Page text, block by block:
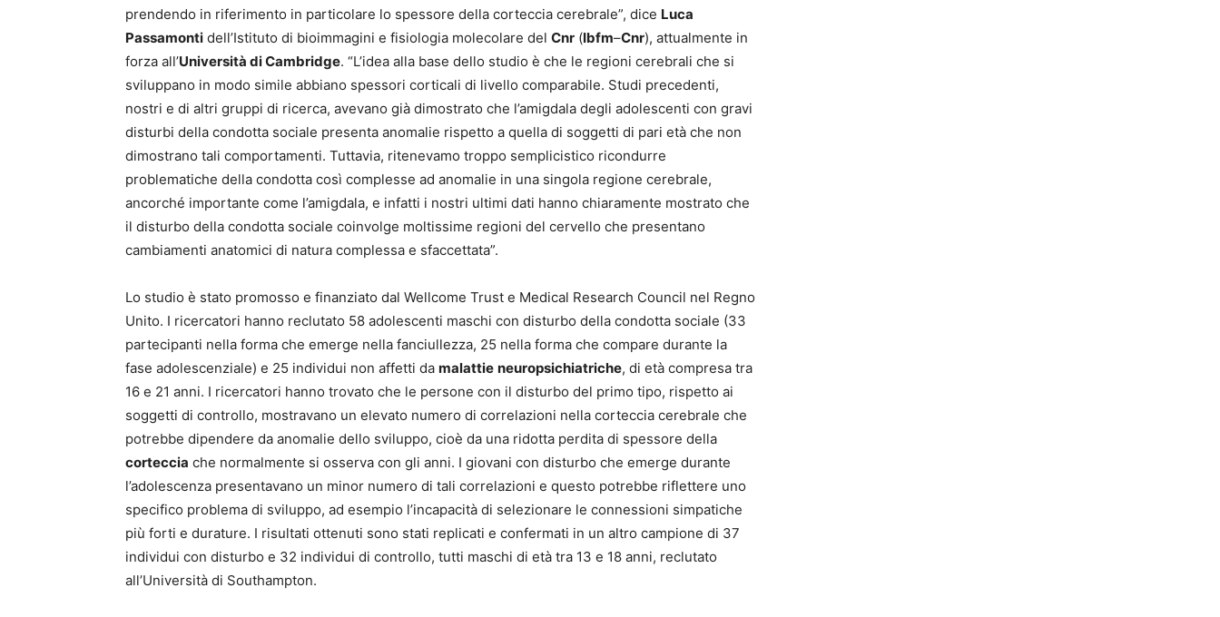
prendendo in riferimento in particolare lo spessore della corteccia cerebrale”, dice Luca
Passamonti dell’Istituto di bioimmagini e fisiologia molecolare del Cnr (Ibfm–Cnr), attualmente in
forza all’Università di Cambridge. “L’idea alla base dello studio è che le regioni cerebrali che si
sviluppano in modo simile abbiano spessori corticali di livello comparabile. Studi precedenti,
nostri e di altri gruppi di ricerca, avevano già dimostrato che l’amigdala degli adolescenti con gravi
disturbi della condotta sociale presenta anomalie rispetto a quella di soggetti di pari età che non
dimostrano tali comportamenti. Tuttavia, ritenevamo troppo semplicistico ricondurre
problematiche della condotta così complesse ad anomalie in una singola regione cerebrale,
ancorché importante come l’amigdala, e infatti i nostri ultimi dati hanno chiaramente mostrato che
il disturbo della condotta sociale coinvolge moltissime regioni del cervello che presentano
cambiamenti anatomici di natura complessa e sfaccettata”.
Lo studio è stato promosso e finanziato dal Wellcome Trust e Medical Research Council nel Regno
Unito. I ricercatori hanno reclutato 58 adolescenti maschi con disturbo della condotta sociale (33
partecipanti nella forma che emerge nella fanciullezza, 25 nella forma che compare durante la
fase adolescenziale) e 25 individui non affetti da malattie neuropsichiatriche, di età compresa tra
16 e 21 anni. I ricercatori hanno trovato che le persone con il disturbo del primo tipo, rispetto ai
soggetti di controllo, mostravano un elevato numero di correlazioni nella corteccia cerebrale che
potrebbe dipendere da anomalie dello sviluppo, cioè da una ridotta perdita di spessore della
corteccia che normalmente si osserva con gli anni. I giovani con disturbo che emerge durante
l’adolescenza presentavano un minor numero di tali correlazioni e questo potrebbe riflettere uno
specifico problema di sviluppo, ad esempio l’incapacità di selezionare le connessioni simpatiche
più forti e durature. I risultati ottenuti sono stati replicati e confermati in un altro campione di 37
individui con disturbo e 32 individui di controllo, tutti maschi di età tra 13 e 18 anni, reclutato
all’Università di Southampton.